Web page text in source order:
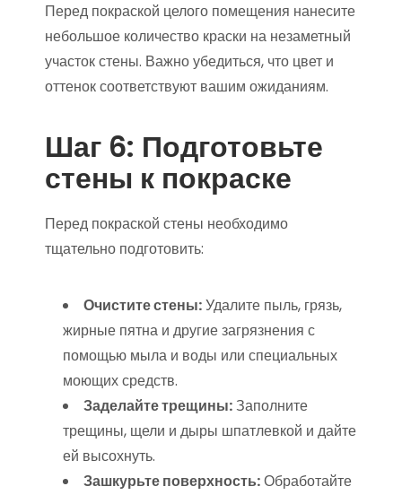
Перед покраской целого помещения нанесите
небольшое количество краски на незаметный
участок стены. Важно убедиться, что цвет и
оттенок соответствуют вашим ожиданиям.
Шаг 6: Подготовьте
стены к покраске
Перед покраской стены необходимо
тщательно подготовить:
Очистите стены:Удалите пыль, грязь,
жирные пятна и другие загрязнения с
помощью мыла и воды или специальных
моющих средств.
Заделайте трещины:Заполните
трещины, щели и дыры шпатлевкой и дайте
ей высохнуть.
Зашкурьте поверхность:Обработайте